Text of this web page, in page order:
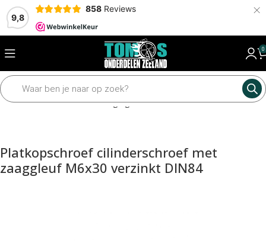
9,8
858 Reviews ×
0
Home Framedelen Bevestiging materiaal Bouten
Platkopschroef cilinderschroef met
zaaggleuf M6x30 verzinkt DIN84